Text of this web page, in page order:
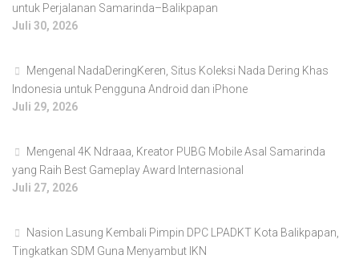
untuk Perjalanan Samarinda–Balikpapan
Juli 30, 2026
Mengenal NadaDeringKeren, Situs Koleksi Nada Dering Khas
Indonesia untuk Pengguna Android dan iPhone
Juli 29, 2026
Mengenal 4K Ndraaa, Kreator PUBG Mobile Asal Samarinda
yang Raih Best Gameplay Award Internasional
Juli 27, 2026
Nasion Lasung Kembali Pimpin DPC LPADKT Kota Balikpapan,
Tingkatkan SDM Guna Menyambut IKN